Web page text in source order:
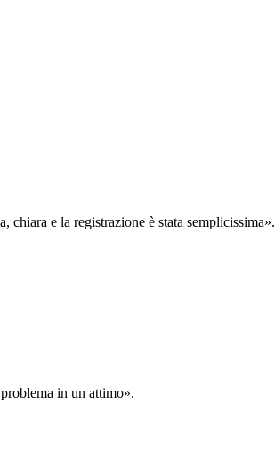
e la registrazione è stata semplicissima».
in un attimo».